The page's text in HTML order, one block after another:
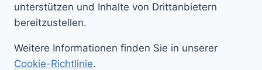
unterstützen und Inhalte von Drittanbietern
bereitzustellen.
Weitere Informationen finden Sie in unserer
Cookie-Richtlinie.